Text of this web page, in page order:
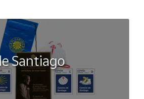
Santiago